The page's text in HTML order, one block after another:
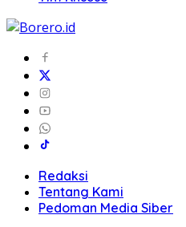
Redaksi
Tentang Kami
Pedoman Media Siber